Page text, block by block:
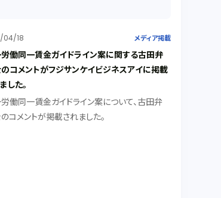
04/18 メディア掲載
働同一賃金ガイドライン案に関する古田弁
コメントがフジサンケイビジネスアイに掲載
した。
働同一賃金ガイドライン案について、古田弁
コメントが掲載されました。